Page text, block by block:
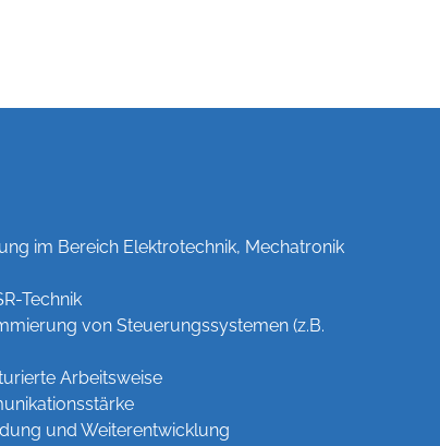
im Bereich Elektrotechnik, Mechatronik
Technik
von Steuerungssystemen (z.B.
Arbeitsweise
und Weiterentwicklung